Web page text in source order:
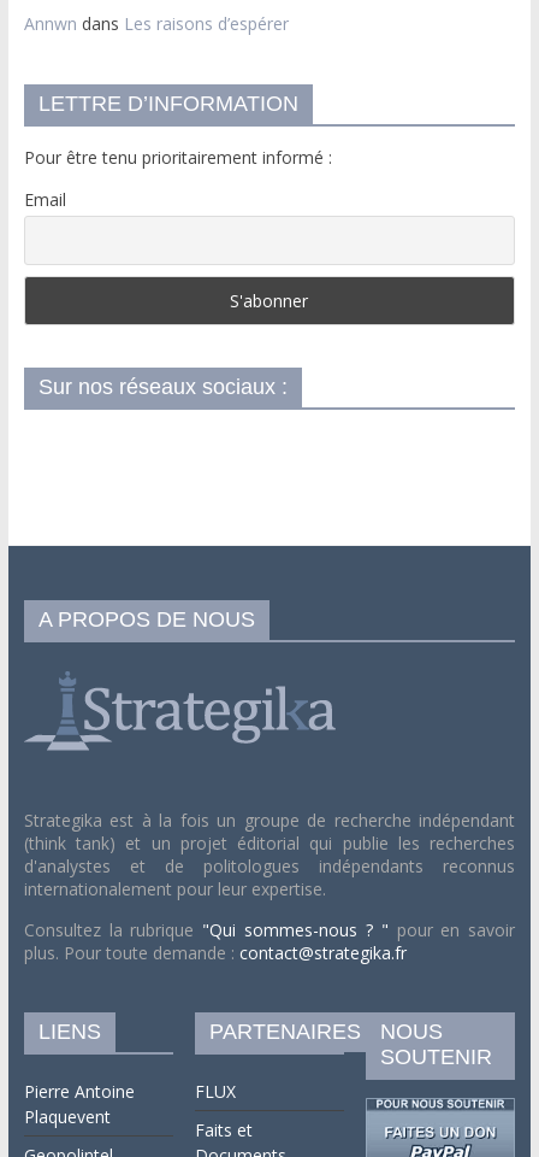
Annwn dans Les raisons d’espérer
LETTRE D’INFORMATION
Pour être tenu prioritairement informé :
Email
Sur nos réseaux sociaux :
A PROPOS DE NOUS
Strategika est à la fois un groupe de recherche indépendant
(think tank) et un projet éditorial qui publie les recherches
d'analystes et de politologues indépendants reconnus
internationalement pour leur expertise.
Consultez la rubrique "Qui sommes-nous ? " pour en savoir
plus. Pour toute demande : contact@strategika.fr
LIENS
Pierre Antoine
Plaquevent
PARTENAIRES
FLUX
Faits et
NOUS
SOUTENIR